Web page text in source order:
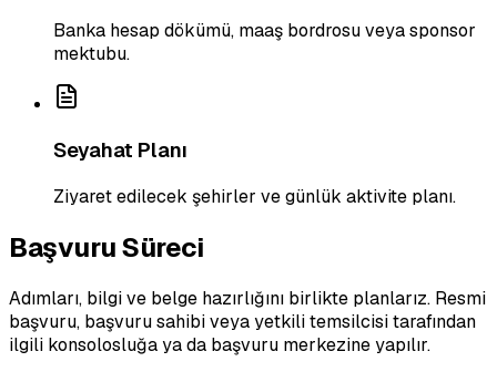
Banka hesap dökümü, maaş bordrosu veya sponsor
mektubu.
Seyahat Planı
Ziyaret edilecek şehirler ve günlük aktivite planı.
Başvuru Süreci
Adımları, bilgi ve belge hazırlığını birlikte planlarız. Resmi
başvuru, başvuru sahibi veya yetkili temsilcisi tarafından
ilgili konsolosluğa ya da başvuru merkezine yapılır.